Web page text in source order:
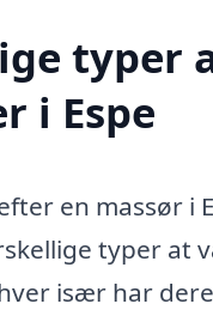
typer
i Espe
en massør i
typer at
især har